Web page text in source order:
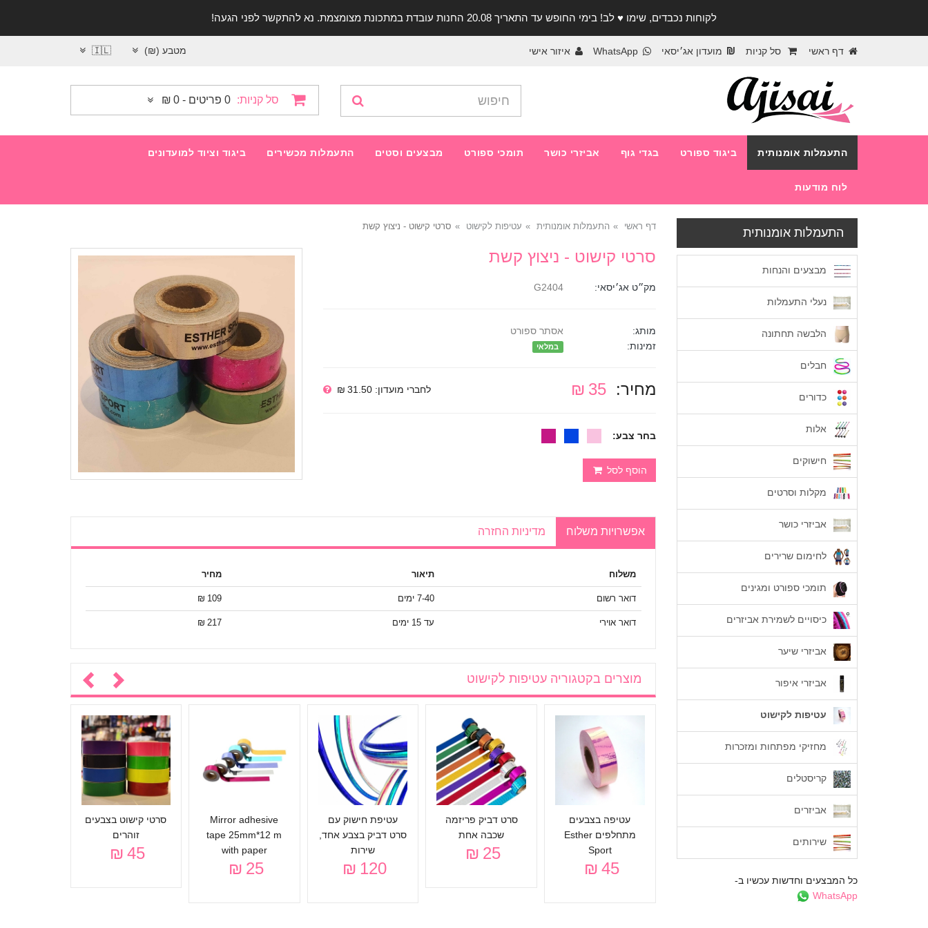
לקוחות נכבדים, שימו ♥️ לב! בימי החופש עד התאריך 20.08 החנות עובדת במתכונת מצומצמת. נא להתקשר לפני הגעה!
דף ראשי סל קניות מועדון אג׳יסאי WhatsApp איזור אישי מטבע (₪) 🇮🇱
סל קניות: 0 פריטים - 0 ₪
התעמלות אומנותית ביגוד ספורט בגדי גוף אביזרי כושר תומכי ספורט מבצעים וסטים התעמלות מכשירים ביגוד וציוד למועדונים
לוח מודעות
דף ראשי התעמלות אומנותית עטיפות לקישוט סרטי קישוט - ניצוץ קשת
סרטי קישוט - ניצוץ קשת
מק״ט אג׳יסאי: G2404
מותג:
אסתר ספורט
זמינות:
במלאי
מחיר: 35 ₪ לחברי מועדון: 31.50 ₪
בחר צבע:
הוסף לסל
אפשרויות משלוח מדיניות החזרה
משלוח תיאור מחיר
דואר רשום 7-40 ימים 109 ₪
דואר אוירי עד 15 ימים 217 ₪
מוצרים בקטגוריהעטיפות לקישוט
Mirror adhesive
tape 25mm*12 m
with paper
עטיפה בצבעים
מתחלפים Esther
Sport
45 ₪
סרט דביק פריזמה
שכבה אחת
25 ₪
עטיפת חישוק עם
סרט דביק בצבע אחד,
שירות
120 ₪
Mirror adhesive
tape 25mm*12 m
with paper
25 ₪
סרטי קישוט בצבעים
זוהרים
45 ₪
התעמלות אומנותית
מבצעים והנחות
נעלי התעמלות
הלבשה תחתונה
חבלים
כדורים
אלות
חישוקים
מקלות וסרטים
אביזרי כושר
לחימום שרירים
תומכי ספורט ומגינים
כיסויים לשמירת אביזרים
אביזרי שיער
אביזרי איפור
עטיפות לקישוט
מחזיקי מפתחות ומזכרות
קריסטלים
אביזרים
שירותים
כל המבצעים וחדשות עכשיו ב-
WhatsApp